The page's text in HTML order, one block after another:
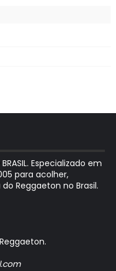
BRASIL. Especializado em
para acolher,
Reggaeton no Brasil.